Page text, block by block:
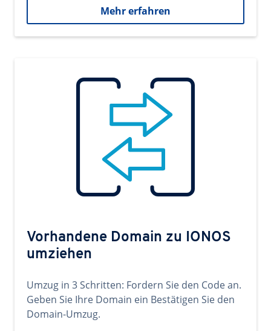
Mehr erfahren
Vorhandene Domain zu IONOS
umziehen
Umzug in 3 Schritten: Fordern Sie den Code an.
Geben Sie Ihre Domain ein Bestätigen Sie den
Domain-Umzug.